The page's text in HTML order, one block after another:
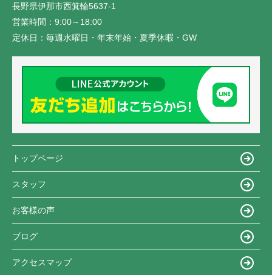
長野県伊那市西箕輪5637-1
営業時間： 9:00～18:00
定休日： 毎週水曜日・年末年始・夏季休暇・GW
トップページ
スタッフ
お客様の声
ブログ
アクセスマップ